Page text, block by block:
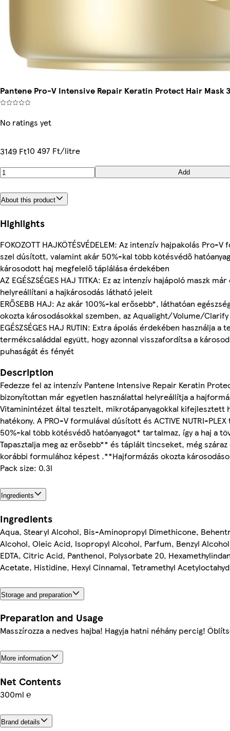
Pantene Pro-V Intensive Repair Keratin Protect Hair Mask
No ratings yet
3149 Ft10 497 Ft/litre
Add
About this product
Highlights
FOKOZOTT HAJKÖTÉSVÉDELEM: Az intenzív hajpakolás
szel dúsított, valamint akár 50%-kal több kötésvédő
károsodott haj megfelelő táplálása érdekében
AZ EGÉSZSÉGES HAJ TITKA: Ez az intenzív hajápoló maszk
helyreállítani a hajkárosodás látható jeleit
ERŐSEBB HAJ: Az akár 100%-kal erősebb*, láthatóan
okozta károsodásokkal szemben, az Aqualight/Volume/
EGÉSZSÉGES HAJ RUTIN: Extra ápolás érdekében használja
termékcsaláddal együtt, hogy azonnal visszafordítsa a
puhaságát és fényét
Description
Fedezze fel az intenzív Pantene Intensive Repair Keratin
bizonyítottan már egyetlen használattal helyreállítja a
Vitaminintézet által tesztelt, mikrotápanyagokkal kifejlesztett
hatékony. A PRO-V formulával dúsított és ACTIVE NUTRI-
50%-kal több kötésvédő hatóanyagot* tartalmaz, így a haj a
Tapasztalja meg az erősebb** és táplált tincseket, még
korábbi formulához képest .**Hajformázás okozta
Pack size: 0.3l
Ingredients
Ingredients
Aqua, Stearyl Alcohol, Bis-Aminopropyl Dimethicone,
Alcohol, Oleic Acid, Isopropyl Alcohol, Parfum, Benzyl
EDTA, Citric Acid, Panthenol, Polysorbate 20,
Acetate, Histidine, Hexyl Cinnamal, Tetramethyl
Storage and preparation
Preparation and Usage
Masszírozza a nedves hajba! Hagyja hatni néhány percig!
More information
Net Contents
300ml ℮
Brand details